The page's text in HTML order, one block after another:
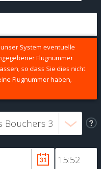
System eventuelle
Flugnummer
so dass Sie dies nicht
Flugnummer haben,